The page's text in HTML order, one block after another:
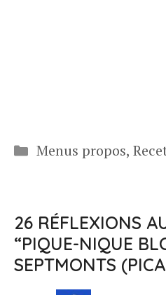
Catégories
Menus propos,
26 RÉFLEXIONS
“PIQUE-NIQUE
SEPTMONTS